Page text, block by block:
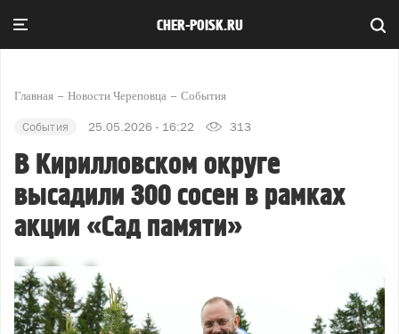
CHER-POISK.RU
Главная Новости Череповца События
События 25.05.2026 - 16:22 313
В Кирилловском округе
высадили 300 сосен в рамках
акции «Сад памяти»